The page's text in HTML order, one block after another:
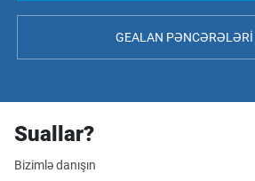
GEALAN PƏNCƏRƏLƏRI
Suallar?
Bizimlə danışın